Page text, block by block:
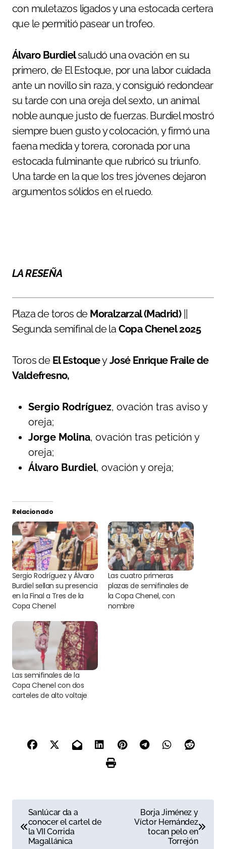
con muletazos ligados y una estocada certera
que le permitió pasear un trofeo.
Álvaro Burdielsaludó una ovación en su
primero, de El Estoque, por una labor cuidada
ante un novillo sin raza, y consiguió redondear
su tarde con una oreja del sexto, un animal
noble aunque justo de fuerzas. Burdiel mostró
siempre buen gusto y colocación, y firmó una
faena medida y torera, coronada por una
estocada fulminante que rubricó su triunfo.
Una tarde en la que los tres jóvenes dejaron
argumentos sólidos en el ruedo.
LA RESEÑA
Plaza de toros de Moralzarzal (Madrid)||
Segunda semifinal de la Copa Chenel 2025
Toros de El EstoqueyJosé Enrique Fraile de
Valdefresno,
Sergio Rodríguez, ovación tras aviso y
oreja;
Jorge Molina, ovación tras petición y
oreja;
Álvaro Burdiel, ovación y oreja;
Relacionado
Sergio Rodríguez y Álvaro
Burdiel sellan su presencia
en la Final a Tres de la
Copa Chenel
Las cuatro primeras
plazas de semifinales de
la Copa Chenel, con
nombre
Las semifinales de la
Copa Chenel con dos
carteles de alto voltaje
a
Sanlúcar da a
conocer el cartel de
la VII Corrida
Magallánica
Borja Jiménez y
Víctor Hernández
tocan pelo en
Torrejón